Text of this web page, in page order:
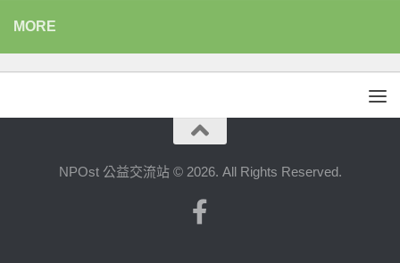
MORE
NPOst 公益交流站 © 2026. All Rights Reserved.